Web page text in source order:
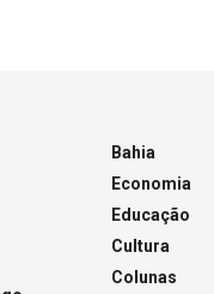
Bahia
Economia
Educação
Cultura
Colunas